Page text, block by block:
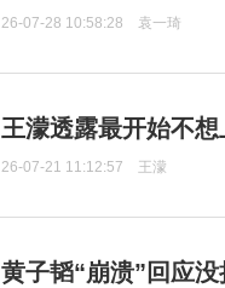
26-07-28 10:58:28 袁一琦
王濛透露最开始不
26-07-21 11:12:57 王濛
黄子韬“崩溃”回应